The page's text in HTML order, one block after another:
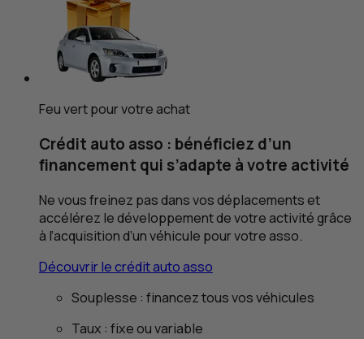
Feu vert pour votre achat
Crédit auto asso : bénéficiez d’un
financement qui s’adapte à votre activité
Ne vous freinez pas dans vos déplacements et
accélérez le développement de votre activité grâce
à l’acquisition d’un véhicule pour votre asso.
Découvrir le crédit auto asso
Souplesse : financez tous vos véhicules
Taux : fixe ou variable